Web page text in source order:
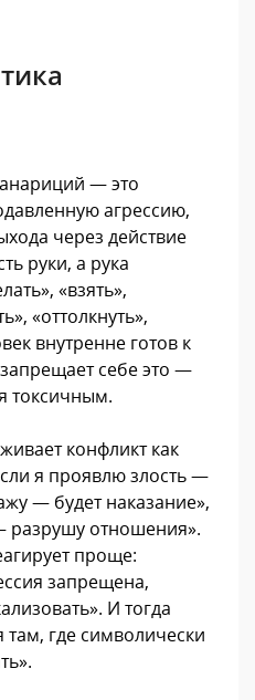
— это
агрессию,
через действие
руки, а рука
«взять»,
«оттолкнуть»,
внутренне готов к
себе это —
токсичным.
конфликт как
я проявлю злость —
— будет наказание»,
разрушу отношения».
проще:
запрещена,
И тогда
там, где символически